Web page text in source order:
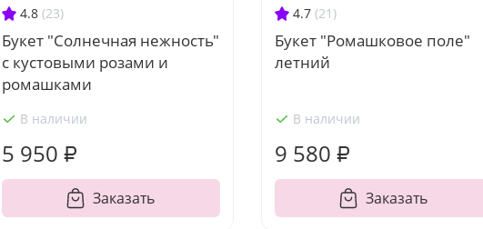
4.8 (23)
Букет "Солнечная нежность"
с кустовыми розами и
ромашками
В наличии
5 950 ₽
Заказать
4.7 (21)
Букет "Ромашковое поле"
летний
В наличии
9 580 ₽
Заказать